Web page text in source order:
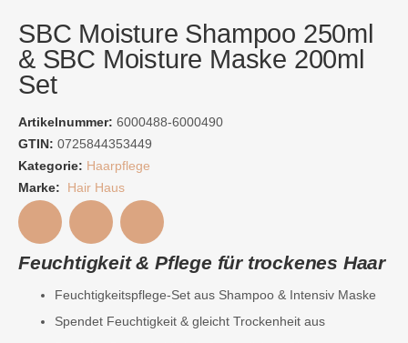
SBC Moisture Shampoo 250ml
& SBC Moisture Maske 200ml
Set
Artikelnummer: 6000488-6000490
GTIN: 0725844353449
Kategorie: Haarpflege
Marke:
Hair Haus
Feuchtigkeit & Pflege für trockenes Haar
Feuchtigkeitspflege-Set aus Shampoo & Intensiv Maske
Spendet Feuchtigkeit & gleicht Trockenheit aus